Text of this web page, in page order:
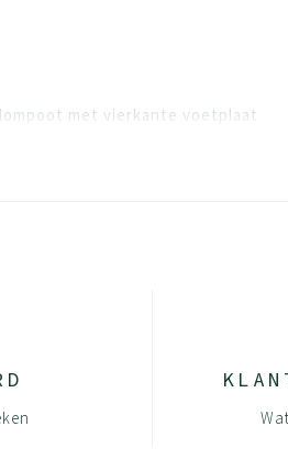
met vierkante voetplaat